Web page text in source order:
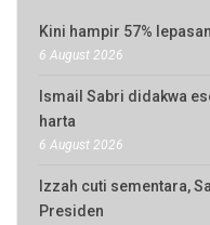
Kini hampir 57%
6 August 2026
Ismail Sabri didakwa
harta
6 August 2026
Izzah cuti sementara,
Presiden